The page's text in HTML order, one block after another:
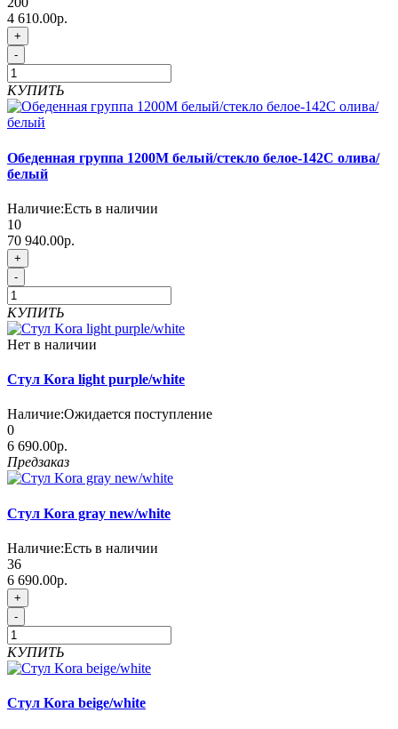
4 610.00р.
+
-
КУПИТЬ
Обеденная группа 1200М белый/стекло белое-142С олива/
белый
Наличие:Есть в наличии
10
70 940.00р.
+
-
КУПИТЬ
Нет в наличии
Стул Kora light purple/white
Наличие:Ожидается поступление
0
6 690.00р.
Предзаказ
Стул Kora gray new/white
Наличие:Есть в наличии
36
6 690.00р.
+
-
КУПИТЬ
Стул Kora beige/white